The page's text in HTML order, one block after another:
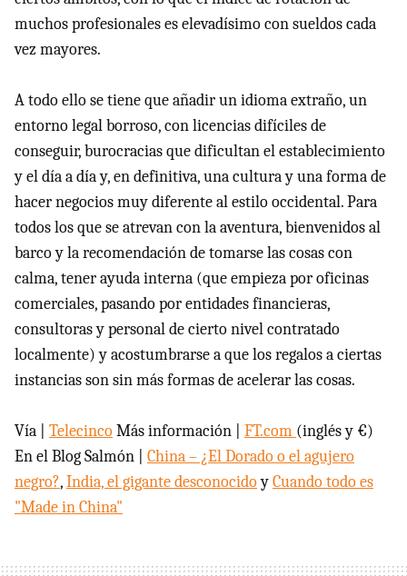
muchos profesionales es elevadísimo con sueldos cada
vez mayores.
A todo ello se tiene que añadir un idioma extraño, un
entorno legal borroso, con licencias difíciles de
conseguir, burocracias que dificultan el establecimiento
y el día a día y, en definitiva, una cultura y una forma de
hacer negocios muy diferente al estilo occidental. Para
todos los que se atrevan con la aventura, bienvenidos al
barco y la recomendación de tomarse las cosas con
calma, tener ayuda interna (que empieza por oficinas
comerciales, pasando por entidades financieras,
consultoras y personal de cierto nivel contratado
localmente) y acostumbrarse a que los regalos a ciertas
instancias son sin más formas de acelerar las cosas.
Vía | TelecincoMás información | FT.com (inglés y €)
En el Blog Salmón | China – ¿El Dorado o el agujero
negro?,India, el gigante desconocidoyCuando todo es
"Made in China"